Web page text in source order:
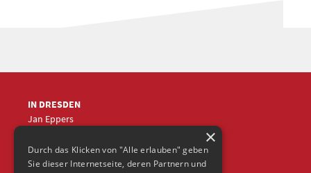
IN DRESDEN
Jan Eppers
jep@frische-fische.com
×
Durch das Klicken von "Alle erlauben" geben
Sie dieser Internetseite, deren Partnern und